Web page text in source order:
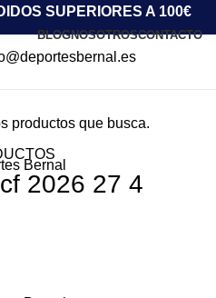
SUPERIORES A 100€
BLOGNOSOTROSCONTACTO
2026 27 4
productos que busca.